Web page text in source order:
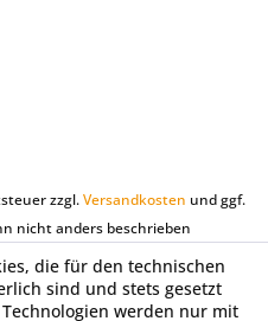
zzgl.Versandkosten und ggf.
nicht anders beschrieben
die für den technischen
sind und stets gesetzt
werden nur mit